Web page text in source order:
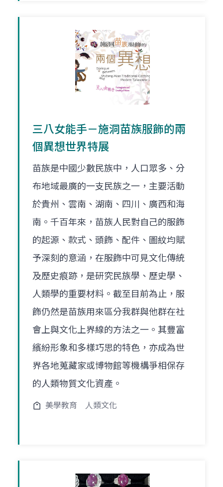
三八女能手－施洞苗族服飾的兩
個異想世界特展
苗族是中國少數民族中，人口眾多、分
布地域最廣的一支民族之一，主要活動
於貴州、雲南、湖南、四川、廣西和海
南。千百年來，苗族人民對自己的服飾
的起源、款式、頭飾、配件、圖紋均賦
予深刻的意涵，在服飾中可見文化傳統
及歷史痕跡，是研究民族學、歷史學、
人類學的重要材料。截至目前為止，服
飾仍然是苗族用來區分我群與他群在社
會上與文化上界線的方法之一。其豐富
繽紛形象和多樣巧思的特色，亦成為世
界各地蒐藏家或博物館等機構爭相保存
的人類物質文化資產。
美學教育 人類文化